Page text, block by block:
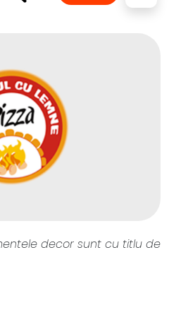
decor sunt cu titlu de